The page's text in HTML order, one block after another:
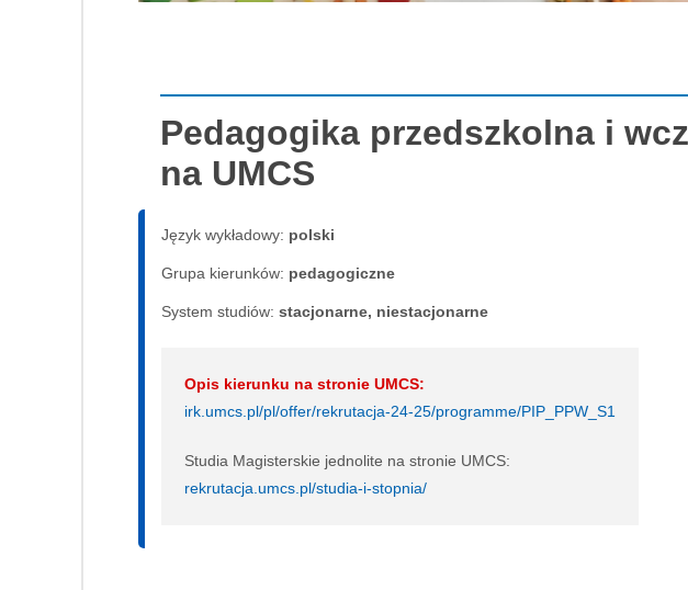
Pedagogika przedszkolna i
na UMCS
Język wykładowy: polski
Grupa kierunków: pedagogiczne
System studiów: sta­cjo­nar­ne, nie­sta­cjo­nar­ne
Opis kierunku na stronie UMCS:
irk.umcs.pl/pl/offer/rekrutacja-24-25/programme/PIP_PPW_S1
Studia Magisterskie jednolite na stronie UMCS:
rekrutacja.umcs.pl/studia-i-stopnia/